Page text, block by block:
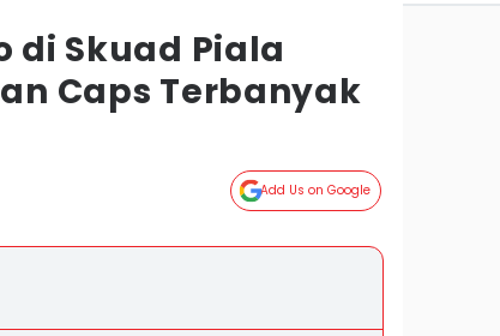
di Skuad Piala
Caps Terbanyak
Add Us on Google